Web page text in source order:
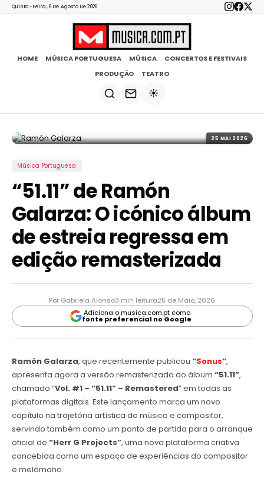
Quinta-Feira, 6 De Agosto De 2026
HOME MÚSICA PORTUGUESA MÚSICA
CONCERTOS E FESTIVAIS
PRODUÇÃO
TEATRO
☀️
25 MAI 2026
Música Portuguesa
“51.11” de Ramón
Galarza: O icónico álbum
de estreia regressa em
edição remasterizada
Por Gabriela Alonso3 min leitura25 de Maio, 2026
Adiciona o musica.com.pt como
fonte preferencial no Google
Ramón Galarza, que recentemente publicou “Sonus“,
apresenta agora a versão remasterizada do álbum “51.11”,
chamado “Vol. #1 – “51.11” – Remastered” em todas as
plataformas digitais. Este lançamento marca um novo
capítulo na trajetória artística do músico e compositor,
servindo também como um ponto de partida para o arranque
oficial de “Herr G Projects”, uma nova plataforma criativa
concebida como um espaço de experiências do compositor
e melómano.